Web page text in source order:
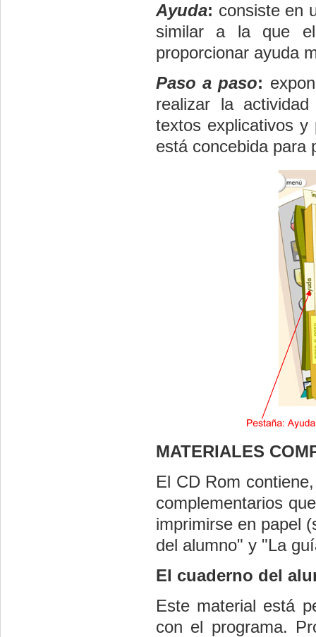
Ayuda: consiste en
similar a la que el
proporcionar ayuda
Paso a paso:
realizar la
textos explicativos y
está concebida para
MATERIALES
El CD Rom
complementarios
imprimirse en papel
del alumno" y "La
El cuaderno del
Este material está
con el programa.